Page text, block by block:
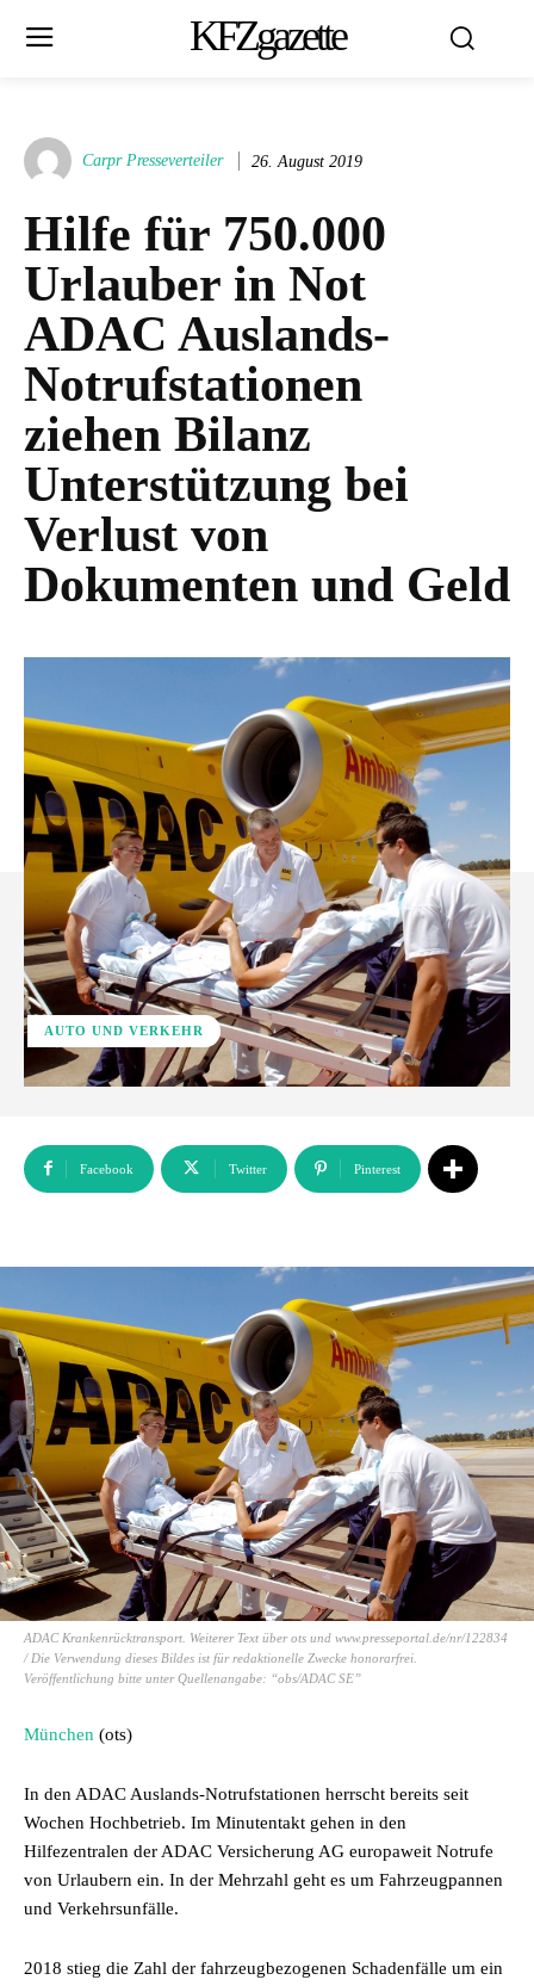
KFZgazette
Carpr Presseverteiler 26. August 2019
Hilfe für 750.000
Urlauber in Not
ADAC Auslands-
Notrufstationen
ziehen Bilanz
Unterstützung bei
Verlust von
Dokumenten und Geld
AUTO UND VERKEHR
Facebook Twitter Pinterest
ADAC Krankenrücktransport. Weiterer Text über ots und www.presseportal.de/nr/122834
/ Die Verwendung dieses Bildes ist für redaktionelle Zwecke honorarfrei.
Veröffentlichung bitte unter Quellenangabe: “obs/ADAC SE”
München (ots)
In den ADAC Auslands-Notrufstationen herrscht bereits seit
Wochen Hochbetrieb. Im Minutentakt gehen in den
Hilfezentralen der ADAC Versicherung AG europaweit Notrufe
von Urlaubern ein. In der Mehrzahl geht es um Fahrzeugpannen
und Verkehrsunfälle.
2018 stieg die Zahl der fahrzeugbezogenen Schadenfälle um ein